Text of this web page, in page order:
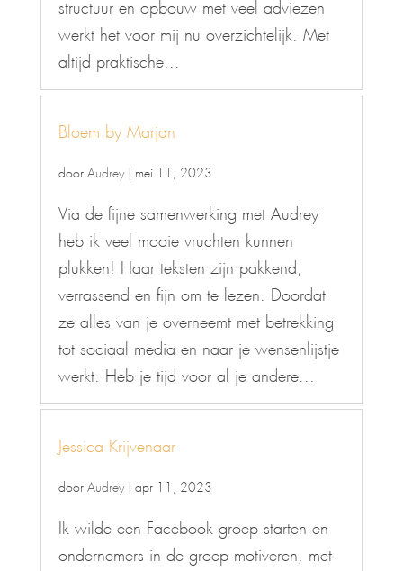
structuur en opbouw met veel adviezen
werkt het voor mij nu overzichtelijk. Met
altijd praktische...
Bloem by Marjan
Audrey mei 11, 2023
Via de fijne samenwerking met Audrey
heb ik veel mooie vruchten kunnen
plukken! Haar teksten zijn pakkend,
verrassend en fijn om te lezen. Doordat
ze alles van je overneemt met betrekking
tot sociaal media en naar je wensenlijstje
werkt. Heb je tijd voor al je andere...
Jessica Krijvenaar
Audrey apr 11, 2023
Ik wilde een Facebook groep starten en
ondernemers in de groep motiveren, met